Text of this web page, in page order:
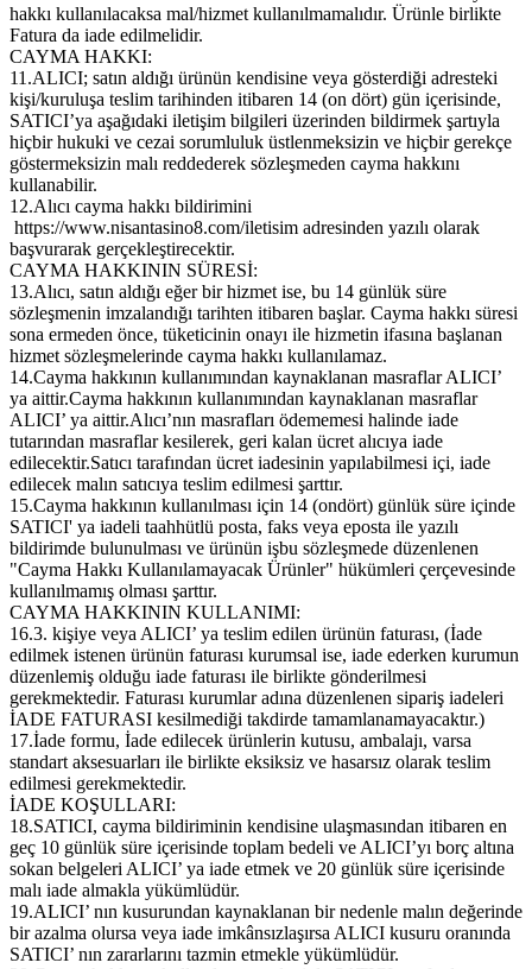
hakkı kullanılacaksa mal/hizmet kullanılmamalıdır. Ürünle birlikte
Fatura da iade edilmelidir.
CAYMA HAKKI:
11.ALICI; satın aldığı ürünün kendisine veya gösterdiği adresteki
kişi/kuruluşa teslim tarihinden itibaren 14 (on dört) gün içerisinde,
SATICI’ya aşağıdaki iletişim bilgileri üzerinden bildirmek şartıyla
hiçbir hukuki ve cezai sorumluluk üstlenmeksizin ve hiçbir gerekçe
göstermeksizin malı reddederek sözleşmeden cayma hakkını
kullanabilir.
12.Alıcı cayma hakkı bildirimini
https://www.nisantasino8.com/iletisim adresinden yazılı olarak
başvurarak gerçekleştirecektir.
CAYMA HAKKININ SÜRESİ:
13.Alıcı, satın aldığı eğer bir hizmet ise, bu 14 günlük süre
sözleşmenin imzalandığı tarihten itibaren başlar. Cayma hakkı süresi
sona ermeden önce, tüketicinin onayı ile hizmetin ifasına başlanan
hizmet sözleşmelerinde cayma hakkı kullanılamaz.
14.Cayma hakkının kullanımından kaynaklanan masraflar ALICI’
ya aittir.Cayma hakkının kullanımından kaynaklanan masraflar
ALICI’ ya aittir.Alıcı’nın masrafları ödememesi halinde iade
tutarından masraflar kesilerek, geri kalan ücret alıcıya iade
edilecektir.Satıcı tarafından ücret iadesinin yapılabilmesi içi, iade
edilecek malın satıcıya teslim edilmesi şarttır.
15.Cayma hakkının kullanılması için 14 (ondört) günlük süre içinde
SATICI' ya iadeli taahhütlü posta, faks veya eposta ile yazılı
bildirimde bulunulması ve ürünün işbu sözleşmede düzenlenen
"Cayma Hakkı Kullanılamayacak Ürünler" hükümleri çerçevesinde
kullanılmamış olması şarttır.
CAYMA HAKKININ KULLANIMI:
16.3. kişiye veya ALICI’ ya teslim edilen ürünün faturası, (İade
edilmek istenen ürünün faturası kurumsal ise, iade ederken kurumun
düzenlemiş olduğu iade faturası ile birlikte gönderilmesi
gerekmektedir. Faturası kurumlar adına düzenlenen sipariş iadeleri
İADE FATURASI kesilmediği takdirde tamamlanamayacaktır.)
17.İade formu, İade edilecek ürünlerin kutusu, ambalajı, varsa
standart aksesuarları ile birlikte eksiksiz ve hasarsız olarak teslim
edilmesi gerekmektedir.
İADE KOŞULLARI:
18.SATICI, cayma bildiriminin kendisine ulaşmasından itibaren en
geç 10 günlük süre içerisinde toplam bedeli ve ALICI’yı borç altına
sokan belgeleri ALICI’ ya iade etmek ve 20 günlük süre içerisinde
malı iade almakla yükümlüdür.
19.ALICI’ nın kusurundan kaynaklanan bir nedenle malın değerinde
bir azalma olursa veya iade imkânsızlaşırsa ALICI kusuru oranında
SATICI’ nın zararlarını tazmin etmekle yükümlüdür.